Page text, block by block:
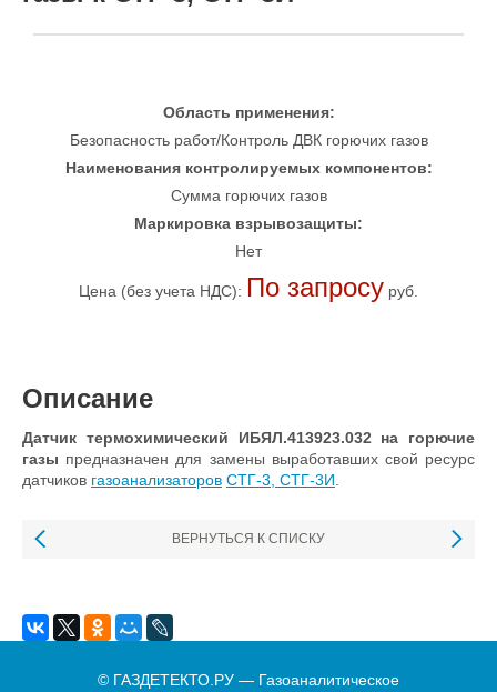
Область применения:
Безопасность работ/Контроль ДВК горючих газов
Наименования контролируемых компонентов:
Сумма горючих газов
Маркировка взрывозащиты:
Нет
Цена (без учета НДС): По запросу руб.
Описание
Датчик термохимический ИБЯЛ.413923.032 на горючие
газы предназначен для замены выработавших свой ресурс
датчиков газоанализаторов СТГ-3, СТГ-3И
ВЕРНУТЬСЯ К СПИСКУ
© ГАЗДЕТЕКТО.РУ — Газоаналитическое